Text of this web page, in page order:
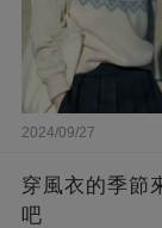
2024/09/27
穿風衣的季節
吧